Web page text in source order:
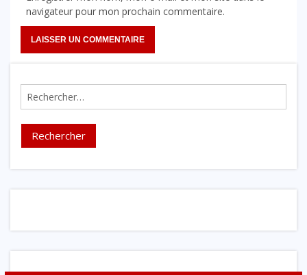
navigateur pour mon prochain commentaire.
Rechercher :